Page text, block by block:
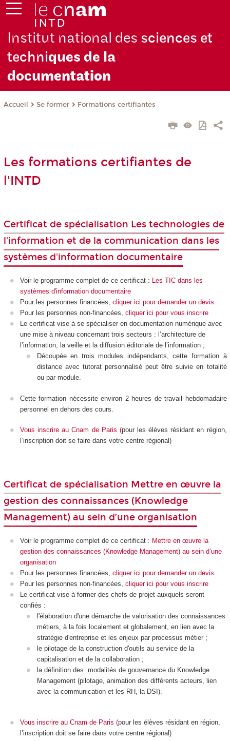
Institut national des sciences et
techniques de la
documentation
Accueil Se former Formations certifiantes
Les formations certifiantes de
l'INTD
Certificat de spécialisation Les technologies de
l'information et de la communication dans les
systèmes d'information documentaire
Voir le programme complet de ce certificat : Les TIC dans les
systèmes d'information documentaire
Pour les personnes financées, cliquer ici pour demander un devis
Pour les personnes non-financées, cliquer ici pour vous inscrire
Le certificat vise à se spécialiser en documentation numérique avec
une mise à niveau concernant trois secteurs : l’architecture de
l’information, la veille et la diffusion éditoriale de l’information ;
Découpée en trois modules indépendants, cette formation à
distance avec tutorat personnalisé peut être suivie en totalité
ou par module.
Cette formation nécessite environ 2 heures de travail hebdomadaire
personnel en dehors des cours.
Vous inscrire au Cnam de Paris (pour les élèves résidant en région,
l’inscription doit se faire dans votre centre régional)
Certificat de spécialisation Mettre en œuvre la
gestion des connaissances (Knowledge
Management) au sein d’une organisation
Voir le programme complet de ce certificat : Mettre en œuvre la
gestion des connaissances (Knowledge Management) au sein d’une
organisation
Pour les personnes financées, cliquer ici pour demander un devis
Pour les personnes non-financées, cliquer ici pour vous inscrire
Le certificat vise à former des chefs de projet auxquels seront
confiés :
l'élaboration d'une démarche de valorisation des connaissances
métiers, à la fois localement et globalement, en lien avec la
stratégie d'entreprise et les enjeux par processus métier ;
le pilotage de la construction d'outils au service de la
capitalisation et de la collaboration ;
la définition des modalités de gouvernance du Knowledge
Management (pilotage, animation des différents acteurs, lien
avec la communication et les RH, la DSI).
Vous inscrire au Cnam de Paris (pour les élèves résidant en région,
l’inscription doit se faire dans votre centre régional)